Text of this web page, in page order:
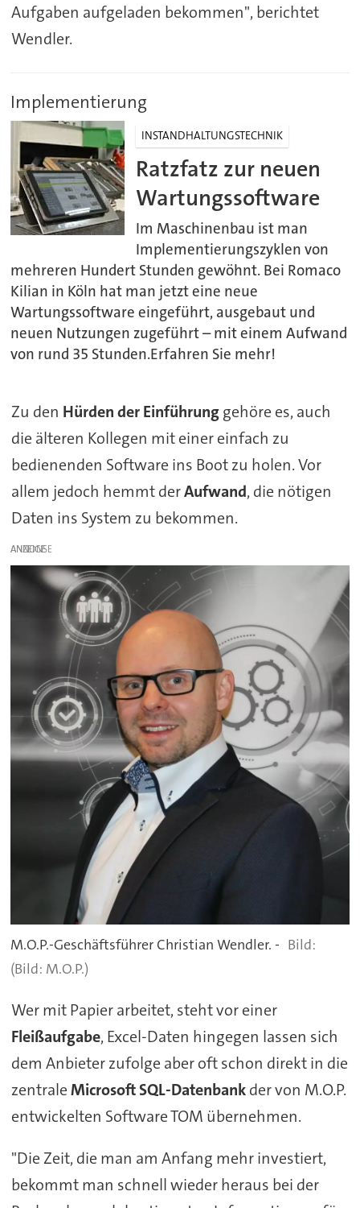
Aufgaben aufgeladen bekommen", berichtet
Wendler.
Implementierung
INSTANDHALTUNGSTECHNIK
Ratzfatz zur neuen
Wartungssoftware
Im Maschinenbau ist man
Implementierungszyklen von
mehreren Hundert Stunden gewöhnt. Bei Romaco
Kilian in Köln hat man jetzt eine neue
Wartungssoftware eingeführt, ausgebaut und
neuen Nutzungen zugeführt – mit einem Aufwand
von rund 35 Stunden.Erfahren Sie mehr!
Zu den Hürden der Einführunggehöre es, auch
die älteren Kollegen mit einer einfach zu
bedienenden Software ins Boot zu holen. Vor
allem jedoch hemmt derAufwand, die nötigen
Daten ins System zu bekommen.
ANZEIGE
M.O.P.-Geschäftsführer Christian Wendler. -
(Bild: M.O.P.)
Wer mit Papier arbeitet, steht vor einer
Fleißaufgabe, Excel-Daten hingegen lassen sich
dem Anbieter zufolge aber oft schon direkt in die
zentraleMicrosoft SQL-Datenbankder von M.O.P.
entwickelten Software TOM übernehmen.
"Die Zeit, die man am Anfang mehr investiert,
bekommt man schnell wieder heraus bei der